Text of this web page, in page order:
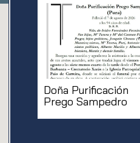
Doña Purificación
Prego Sampedro